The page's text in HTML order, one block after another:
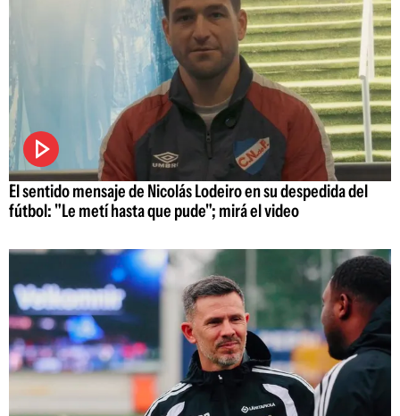
El sentido mensaje de Nicolás Lodeiro en su despedida del
fútbol: "Le metí hasta que pude"; mirá el video